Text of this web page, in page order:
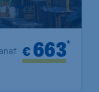
€ 663*